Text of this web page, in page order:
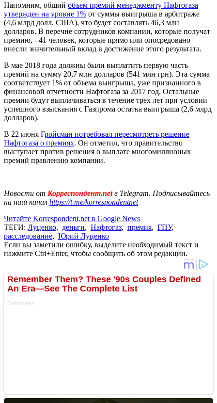
Напомним, общий объем премий менеджменту Нафтогаза
утвержден на уровне 1% от суммы выигрыша в арбитраже
(4,6 млрд долл. США), что будет составлять 46,3 млн
долларов. В перечне сотрудников компании, которые получат
премию, - 41 человек, которые прямо или опосредовано
внесли значительный вклад в достижение этого результата.
В мае 2018 года должны были выплатить первую часть
премий на сумму 20,7 млн долларов (541 млн грн). Эта сумма
соответствует 1% от объема выигрыша, уже признанного в
финансовой отчетности Нафтогаза за 2017 год. Остальные
премии будут выплачиваться в течение трех лет при условии
успешного взыскания с Газпрома остатка выигрыша (2,6 млрд
долларов).
В 22 июня Гройсман потребовал пересмотреть решение
Нафтогаза о премиях. Он отметил, что правительство
выступает против решения о выплате многомиллионых
премий правлению компании.
Новости от Корреспондент.netв Telegram. Подписывайтесь
на наш канал https://t.me/korrespondentnet
Читайте Korrespondent.net в Google News
ТЕГИ: Луценко, деньги, Нафтогаз, премия, ГПУ,
расследование, Юрий Луценко
Если вы заметили ошибку, выделите необходимый текст и
нажмите Ctrl+Enter, чтобы сообщить об этом редакции.